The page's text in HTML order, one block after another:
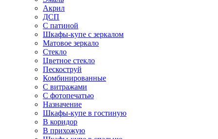
Акрил
ДСП
С патиной
Шкафы-купе с зеркалом
Матовое зеркало
Стекло
Цветное стекло
Пескоструй
Комбинированные
С витражами
С фотопечатью
Назначение
Шкафы-купе в гостиную
В коридор
В прихожую